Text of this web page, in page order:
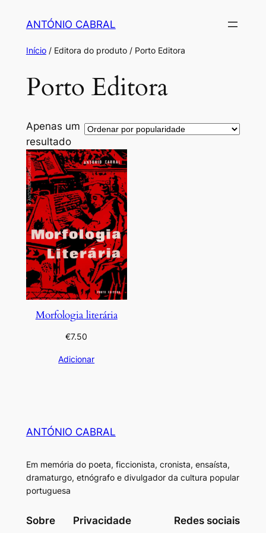
conteúdo
ANTÓNIO CABRAL
Início/ Editora do produto / Porto Editora
Porto Editora
Apenas um
resultado
Morfologia literária
€7.50
Adicionar
ANTÓNIO CABRAL
Em memória do poeta, ficcionista, cronista, ensaísta,
dramaturgo, etnógrafo e divulgador da cultura popular
portuguesa
Sobre Privacidade Redes sociais